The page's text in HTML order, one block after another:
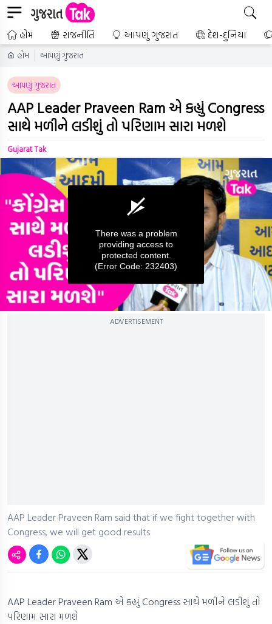
હોમ રાજનીતિ આપણું ગુજરાત દેશ-દુનિયા
હોમ આપણું ગુજરાત
આપણું ગુજરાત
AAP Leader Praveen Ram એ કહ્યું Congress
સાથે મળીને લડીશું તો પરિણામ સારા મળશે
Gujarat Tak
There was a problem
providing access to
protected content.
(Error Code: 232403)
ADVERTISEMENT
AAP Leader Praveen Ram said that if we fight together with
Congress, we will get good results
AAP Leader Praveen Ram એ કહ્યું Congress સાથે મળીને લડીશું તો
પરિણામ સારા મળશે